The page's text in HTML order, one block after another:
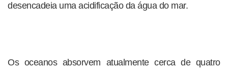
desencadeia uma acidificação da água do mar.
Os oceanos absorvem atualmente cerca de quatro